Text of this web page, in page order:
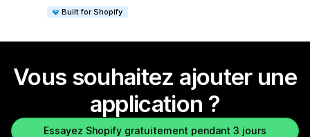
Built for Shopify
Vous souhaitez ajouter une
application ?
Essayez Shopify gratuitement pendant 3 jours